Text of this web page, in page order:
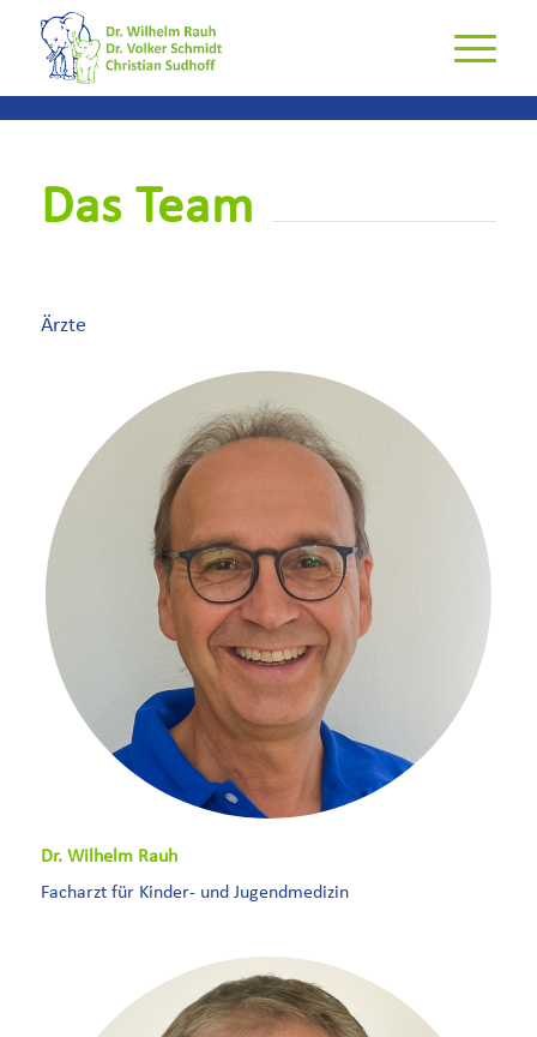
Das Team
Ärzte
Dr. Wilhelm Rauh
Facharzt für Kinder- und Jugendmedizin